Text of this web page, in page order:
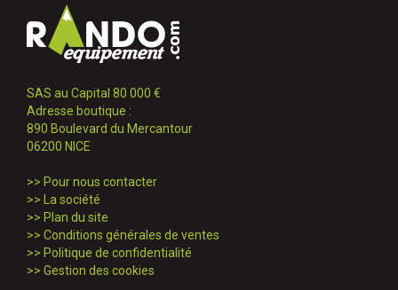
SAS au Capital 80 000 €
Adresse boutique :
890 Boulevard du Mercantour
06200 NICE
>> Pour nous contacter
>> La société
>> Plan du site
>> Conditions générales de ventes
>> Politique de confidentialité
>> Gestion des cookies